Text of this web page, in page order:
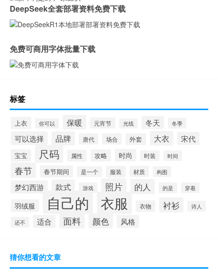
DeepSeek全套部署资料免费下载
免费可商用字体批量下载
标签
上衣 你可以 保暖 元宵节 光线 冬天 冬季
可以选择 品牌 唐代 场合 外套 大衣 宋代
宝宝 尺码 属性 攻略 时尚 时装 时间
春节 春节期间 是一个 服装 材质 构图
梦幻西游 款式 游戏 照片 的人 的是 穿着
羽绒服 自己的 衣服 衣物 衬衫 诗人
还不 适合 面料 颜色 风格
猜你想看的文章